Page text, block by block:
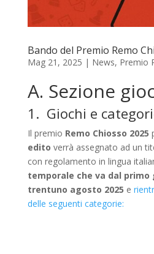
Bando del Premio Remo
Mag 21, 2025 | News, Premio
A. Sezione
1. Giochi e
Il premio Remo Chiosso 2025
edito verrà assegnato ad un
con regolamento in lingua
temporale che va dal primo
trentuno agosto 2025 e
delle seguenti categorie: